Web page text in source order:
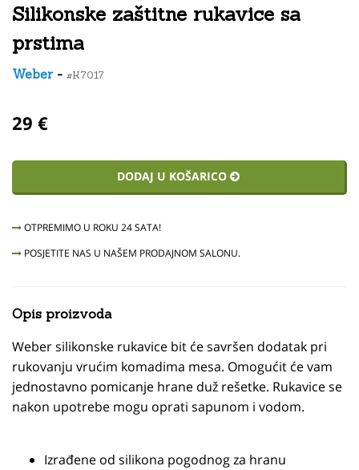
Silikonske zaštitne rukavice sa
prstima
Weber- #K7017
29 €
DODAJ U KOŠARICO
OTPREMIMO U ROKU 24 SATA!
POSJETITE NAS U NAŠEM PRODAJNOM SALONU.
Opis proizvoda
Weber silikonske rukavice bit će savršen dodatak pri
rukovanju vrućim komadima mesa. Omogućit će vam
jednostavno pomicanje hrane duž rešetke. Rukavice se
nakon upotrebe mogu oprati sapunom i vodom.
Izrađene od silikona pogodnog za hranu